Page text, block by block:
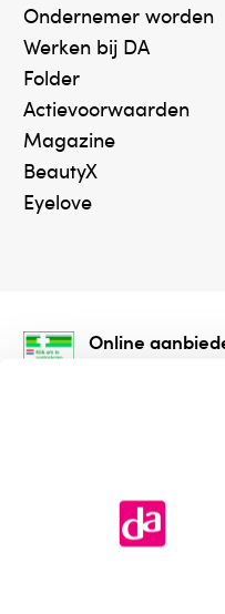
Ondernemer worden
Werken bij DA
Folder
Actievoorwaarden
Magazine
BeautyX
Eyelove
Online
onze